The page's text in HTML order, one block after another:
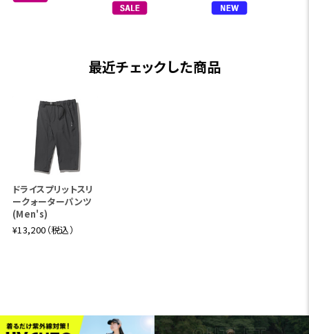
最近チェックした商品
ドライスプリットスリ
ークォーターパンツ
(Men's)
¥13,200（税込）